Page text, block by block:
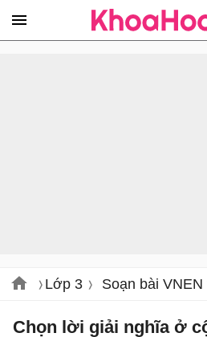
Lớp 3 Soạn bài
Chọn lời giải nghĩa ở